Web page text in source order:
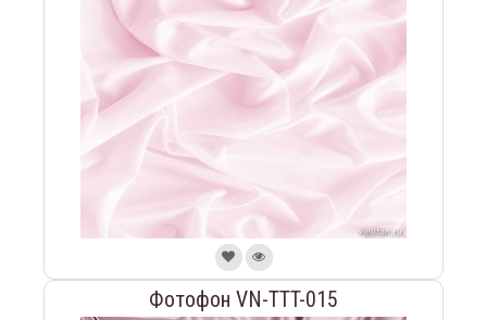
Фотофон VN-TTT-015